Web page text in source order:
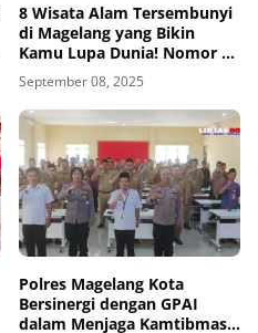
8 Wisata Alam Tersembunyi
di Magelang yang Bikin
Kamu Lupa Dunia! Nomor 5
Paling Damai dan Jarang
Diketahui!
September 08, 2025
Polres Magelang Kota
Bersinergi dengan GPAI
dalam Menjaga Kamtibmas